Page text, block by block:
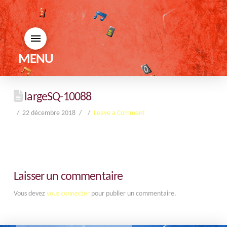
MENU
largeSQ-10088
22 décembre 2018 Leave a Comment
Laisser un commentaire
Vous devez vous connecterpour publier un commentaire.